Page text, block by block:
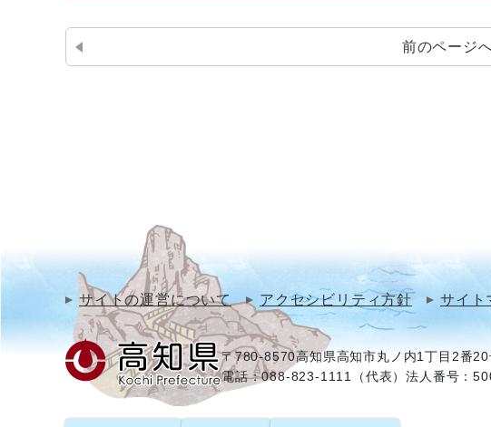
前のページ
サイトの運営について アクセシビリティ方針 サイト
〒780-8570高知県高知市丸ノ内1丁目2番20
電話：088-823-1111（代表）法人番号：